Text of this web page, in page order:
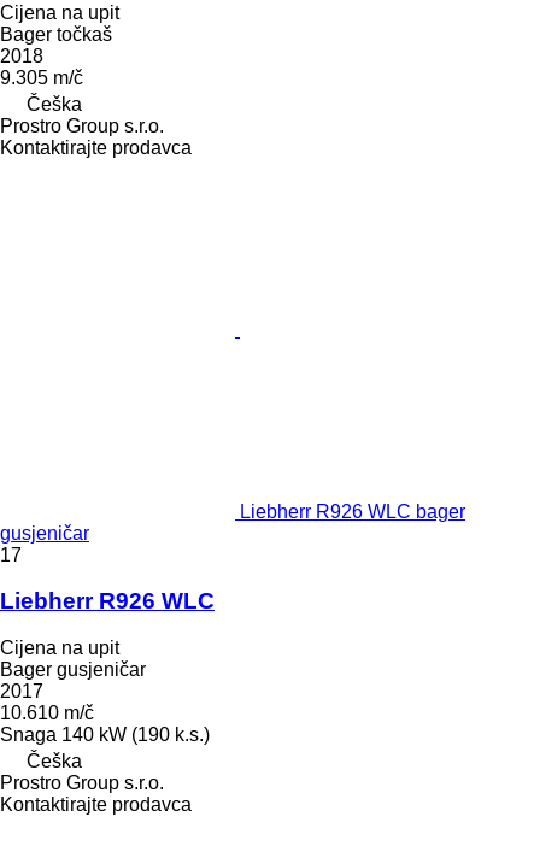
Cijena na upit
Bager točkaš
2018
9.305 m/č
Češka
Prostro Group s.r.o.
Kontaktirajte prodavca
Liebherr R926 WLC bager
gusjeničar
17
Liebherr R926 WLC
Cijena na upit
Bager gusjeničar
2017
10.610 m/č
Snaga 140 kW (190 k.s.)
Češka
Prostro Group s.r.o.
Kontaktirajte prodavca